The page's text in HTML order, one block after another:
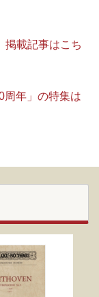
掲載記事はこち
周年」の特集は